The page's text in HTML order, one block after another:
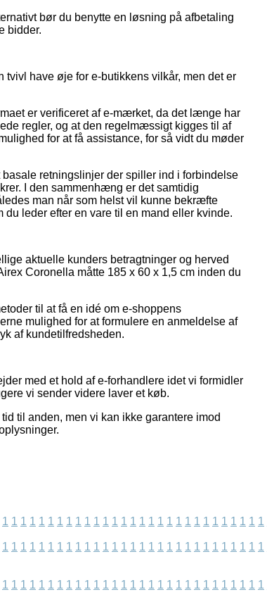
bør du benytte en løsning på afbetaling
bidder.
have øje for e-butikkens vilkår, men det er
er verificeret af e-mærket, da det længe har
regler, og at den regelmæssigt kigges til af
for at få assistance, for så vidt du møder
retningslinjer der spiller ind i forbindelse
I den sammenhæng er det samtidig
man når som helst vil kunne bekræfte
leder efter en vare til en mand eller kvinde.
aktuelle kunders betragtninger og herved
Coronella måtte 185 x 60 x 1,5 cm inden du
til at få en idé om e-shoppens
mulighed for at formulere en anmeldelse af
af kundetilfredsheden.
med et hold af e-forhandlere idet vi formidler
vi sender videre laver et køb.
til anden, men vi kan ikke garantere imod
1 1 1 1 1 1 1 1 1 1 1 1 1 1 1 1 1 1 1 1 1 1 1 1 1 1 1 1 1
1 1 1 1 1 1 1 1 1 1 1 1 1 1 1 1 1 1 1 1 1 1 1 1 1 1 1 1 1
1 1 1 1 1 1 1 1 1 1 1 1 1 1 1 1 1 1 1 1 1 1 1 1 1 1 1 1 1